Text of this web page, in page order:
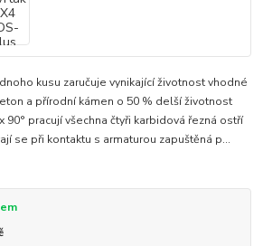
kusu zaručuje vynikající životnost vhodné
a přírodní kámen o 50 % delší životnost
90° pracují všechna čtyři karbidová řezná ostří
se při kontaktu s armaturou zapuštěná p...